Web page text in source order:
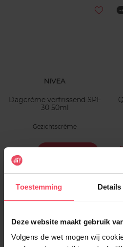
Toestemming Details
Deze website maakt gebruik
Volgens de wet mogen wij
NIVEA
Dagcrème verfrissend SPF
30 50ml
Gezichtscrème
-